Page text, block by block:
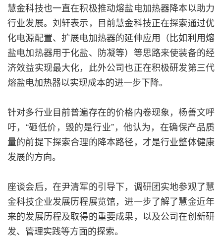
慧金科技也一直在积极推动熔盐电加热器降本以助力
行业发展。刘轩表示，目前慧金科技正在探索通过优
化电源配置、扩展电加热器的延伸应用（比如利用熔
盐电加热器用于化盐、防凝等）等思路来使装备的经
济效益实现最大化，此外公司也正在积极研发第三代
熔盐电加热器以实现成本的进一步下降。
针对多行业目前普遍存在的价格内卷现象，杨善文呼
吁，“砸低价，毁的是行业”，他认为，在确保产品质
量的前提下探索合理的降本路径，才是行业整体健康
发展的方向。
座谈会后，在尹清军的引导下，调研团实地参观了慧
金科技企业发展历程展览馆，进一步了解了慧金近年
来的发展历程及取得的重要成果，以及公司在创新研
发、管理实践等方面的探索。